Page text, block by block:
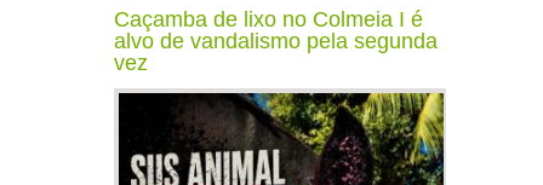
Caçamba de lixo no Colmeia I é
alvo de vandalismo pela segunda
vez